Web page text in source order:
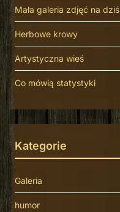
Mała galeria zdjęć na dziś
Herbowe krowy
Artystyczna wieś
Co mówią statystyki
Kategorie
Galeria
humor